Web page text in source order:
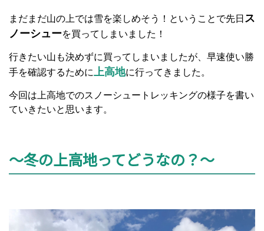
まだまだ山の上では雪を楽しめそう！ということで先日 ス
ノーシューを買ってしまいました！
行きたい山も決めずに買ってしまいましたが、早速使い勝
手を確認するために上高地に行ってきました。
今回は上高地でのスノーシュートレッキングの様子を書い
ていきたいと思います。
～冬の上高地ってどうなの？～